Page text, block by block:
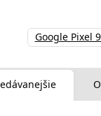
Google Pixel